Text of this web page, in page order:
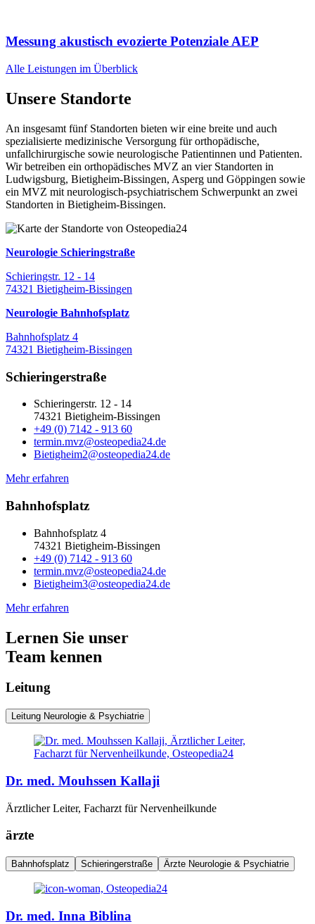
Messung akustisch evozierte Potenziale AEP
Alle Leistungen im Überblick
Unsere Standorte
An insgesamt fünf Standorten bieten wir eine breite und auch
spezialisierte medizinische Versorgung für orthopädische,
unfallchirurgische sowie neurologische Patientinnen und Patienten.
Wir betreiben ein orthopädisches MVZ an vier Standorten in
Ludwigsburg, Bietigheim-Bissingen, Asperg und Göppingen sowie
ein MVZ mit neurologisch-psychiatrischem Schwerpunkt an zwei
Standorten in Bietigheim-Bissingen.
Neurologie Schieringstraße
Schieringstr. 12 - 14
74321 Bietigheim-Bissingen
Neurologie Bahnhofsplatz
Bahnhofsplatz 4
74321 Bietigheim-Bissingen
Schieringerstraße
Schieringerstr. 12 - 14
74321 Bietigheim-Bissingen
+49 (0) 7142 - 913 60
termin.mvz@osteopedia24.de
Bietigheim2@osteopedia24.de
Mehr erfahren
Bahnhofsplatz
Bahnhofsplatz 4
74321 Bietigheim-Bissingen
+49 (0) 7142 - 913 60
termin.mvz@osteopedia24.de
Bietigheim3@osteopedia24.de
Mehr erfahren
Lernen Sie unser
Team kennen
Leitung
Leitung Neurologie & Psychiatrie
Dr. med. Mouhssen Kallaji
Ärztlicher Leiter, Facharzt für Nervenheilkunde
ärzte
Bahnhofsplatz Schieringerstraße Ärzte Neurologie & Psychiatrie
Dr. med. Inna Biblina